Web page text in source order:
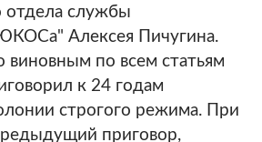
отдела службы
Алексея Пичугина.
виновным по всем статьям
к 24 годам
строгого режима. При
приговор,